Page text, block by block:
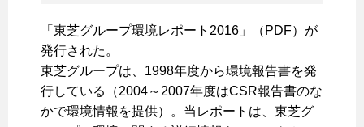
「東芝グループ環境レポート2016」（PDF）が
発行された。
東芝グループは、1998年度から環境報告書を発
行している（2004～2007年度はCSR報告書のな
かで環境情報を提供）。当レポートは、東芝グ